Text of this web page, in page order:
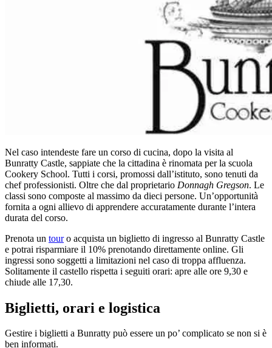
Nel caso intendeste fare un corso di cucina, dopo la visita al
Bunratty Castle, sappiate che la cittadina è rinomata per la scuola
Cookery School. Tutti i corsi, promossi dall’istituto, sono tenuti da
chef professionisti. Oltre che dal proprietario Donnagh Gregson. Le
classi sono composte al massimo da dieci persone. Un’opportunità
fornita a ogni allievo di apprendere accuratamente durante l’intera
durata del corso.
Prenota un touro acquista un biglietto di ingresso al Bunratty Castle
e potrai risparmiare il 10% prenotando direttamente online. Gli
ingressi sono soggetti a limitazioni nel caso di troppa affluenza.
Solitamente il castello rispetta i seguiti orari: apre alle ore 9,30 e
chiude alle 17,30.
Biglietti, orari e logistica
Gestire i biglietti a Bunratty può essere un po’ complicato se non si è
ben informati.